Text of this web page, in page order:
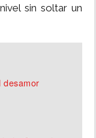
sin soltar un
desamor